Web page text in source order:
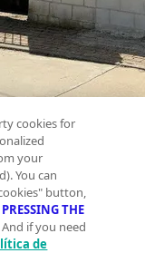
cookies for
your
You can
button,
THE
And if you need
de